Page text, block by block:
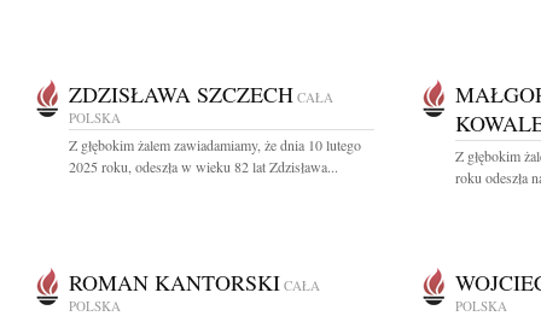
ZDZISŁAWA SZCZECH CAŁA
POLSKA
Z głębokim żalem zawiadamiamy, że dnia 10 lutego
2025 roku, odeszła w wieku 82 lat Zdzisława...
Z głębokim
roku odeszła
ROMAN KANTORSKI CAŁA
POLSKA
POLSKA